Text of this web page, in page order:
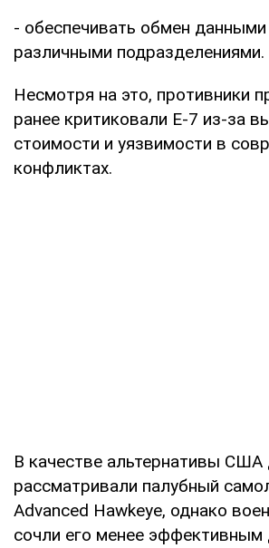
- обеспечивать обмен
различными подразделениями.
Несмотря на это, противники
ранее критиковали E-7 из-за
стоимости и уязвимости в
конфликтах.
В качестве альтернативы
рассматривали палубный
Advanced Hawkeye, однако
сочли его менее